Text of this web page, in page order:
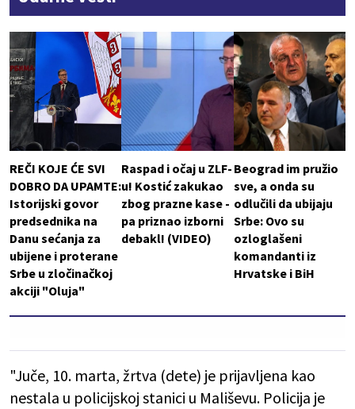
REČI KOJE ĆE SVI
DOBRO DA UPAMTE:
Istorijski govor
predsednika na
Danu sećanja za
ubijene i proterane
Srbe u zločinačkoj
akciji "Oluja"
Raspad i očaj u ZLF-
u! Kostić zakukao
zbog prazne kase -
pa priznao izborni
debakl! (VIDEO)
Beograd im pružio
sve, a onda su
odlučili da ubijaju
Srbe: Ovo su
ozloglašeni
komandanti iz
Hrvatske i BiH
"Juče, 10. marta, žrtva (dete) je prijavljena kao
nestala u policijskoj stanici u Mališevu. Policija je